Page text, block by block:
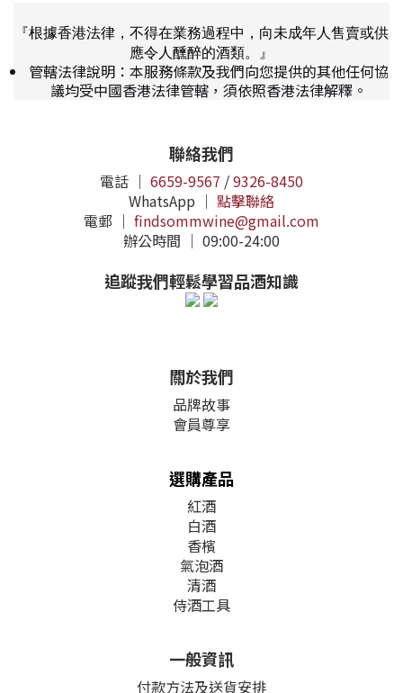
『根據香港法律，不得在業務過程中，向未成年人售賣或供
應令人醺醉的酒類。』
管轄法律說明：本服務條款及我們向您提供的其他任何協
議均受中國香港法律管轄，須依照香港法律解釋。
聯絡我們
電話 ｜ 6659-9567 /9326-8450
WhatsApp ｜ 點擊聯絡
電郵 ｜ findsommwine@gmail.com
辦公時間 ｜ 09:00-24:00
追蹤我們輕鬆學習品酒知識
關於我們
品牌故事
會員尊享
選購產品
紅酒
白酒
香檳
氣泡酒
清酒
侍酒工具
一般資訊
付款方法及送貨安排